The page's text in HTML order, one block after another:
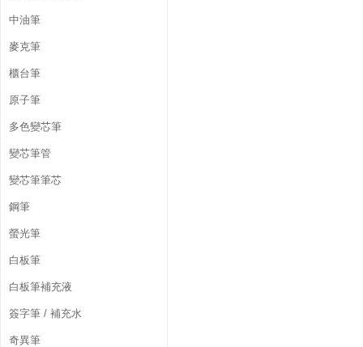
中油筆
麥克筆
櫃台筆
原子筆
多色變芯筆
變芯筆管
變芯筆筆芯
鋼筆
螢光筆
白板筆
白板筆補充液
簽字筆 / 補充水
奇異筆